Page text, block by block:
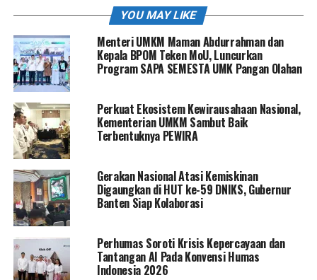
YOU MAY LIKE
Menteri UMKM Maman Abdurrahman dan
Kepala BPOM Teken MoU, Luncurkan
Program SAPA SEMESTA UMK Pangan Olahan
Perkuat Ekosistem Kewirausahaan Nasional,
Kementerian UMKM Sambut Baik
Terbentuknya PEWIRA
Gerakan Nasional Atasi Kemiskinan
Digaungkan di HUT ke-59 DNIKS, Gubernur
Banten Siap Kolaborasi
Perhumas Soroti Krisis Kepercayaan dan
Tantangan AI Pada Konvensi Humas
Indonesia 2026